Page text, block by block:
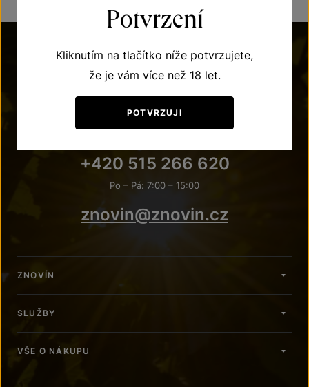
+420 515 266 620
Po – Pá: 7:00 – 15:00
znovin@znovin.cz
ZNOVÍN
SLUŽBY
VŠE O NÁKUPU
Potvrzení
Kliknutím na tlačítko níže potvrzujete,
že je vám více než 18 let.
POTVRZUJI